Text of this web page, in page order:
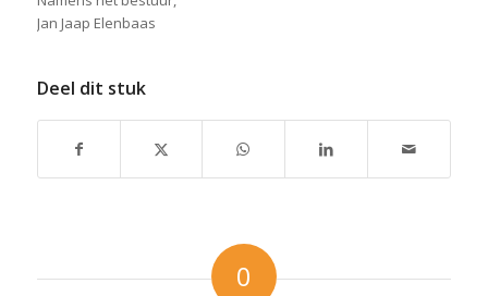
Jan Jaap Elenbaas
Deel dit stuk
0